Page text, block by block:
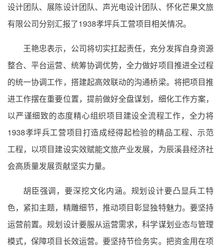
设计团队、展陈设计团队、声光电设计团队、怀化芒果文旅
有限公司分别汇报了1938孝坪兵工营项目相关情况。
王艳忠表示，公司将切实扛起责任，充分发挥自身资源
整合、平台运营、统筹协调优势，全力做好项目推进全过程
的统一协调工作，搭建起高效联动的沟通桥梁。将把项目推
进工作摆在重要位置，提前做好全盘谋划，细化工作方案，
以严谨细致的态度精心组织项目建设全流程工作，全力将
1938孝坪兵工营项目打造成经得起检验的精品工程、示范
工程，以项目建设实效赋能文旅产业发展，为辰溪县经济社
会高质量发展贡献坚实力量。
胡臣强调，要深挖文化内涵。规划设计要凸显兵工特
色，紧扣主题，精雕细节，推动项目彰显独特魅力。要坚持
运营前置。规划设计要服从运营需求，科学谋划业态与管理
模式，保障项目长效运营。要坚持节俭务实。把资金用在项